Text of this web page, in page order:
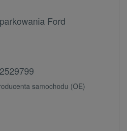
Ford
2529799
samochodu (OE)